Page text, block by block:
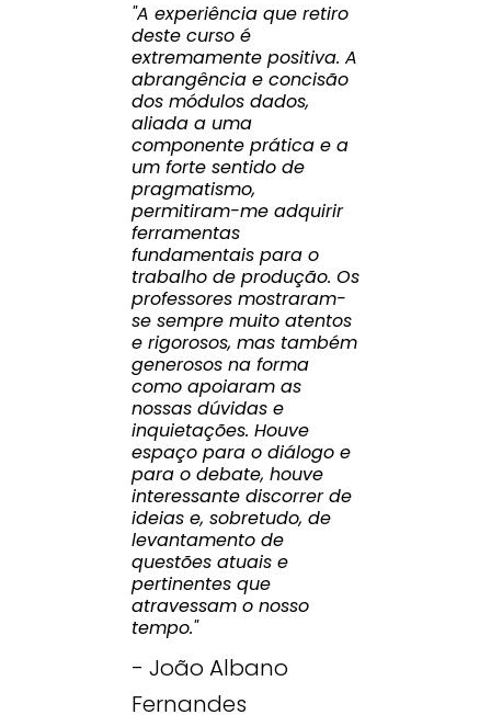
"A experiência que retiro
deste curso é
extremamente positiva. A
abrangência e concisão
dos módulos dados,
aliada a uma
componente prática e a
um forte sentido de
pragmatismo,
permitiram-me adquirir
ferramentas
fundamentais para o
trabalho de produção. Os
professores mostraram-
se sempre muito atentos
e rigorosos, mas também
generosos na forma
como apoiaram as
nossas dúvidas e
inquietações. Houve
espaço para o diálogo e
para o debate, houve
interessante discorrer de
ideias e, sobretudo, de
levantamento de
questões atuais e
pertinentes que
atravessam o nosso
tempo."
- João Albano
Fernandes